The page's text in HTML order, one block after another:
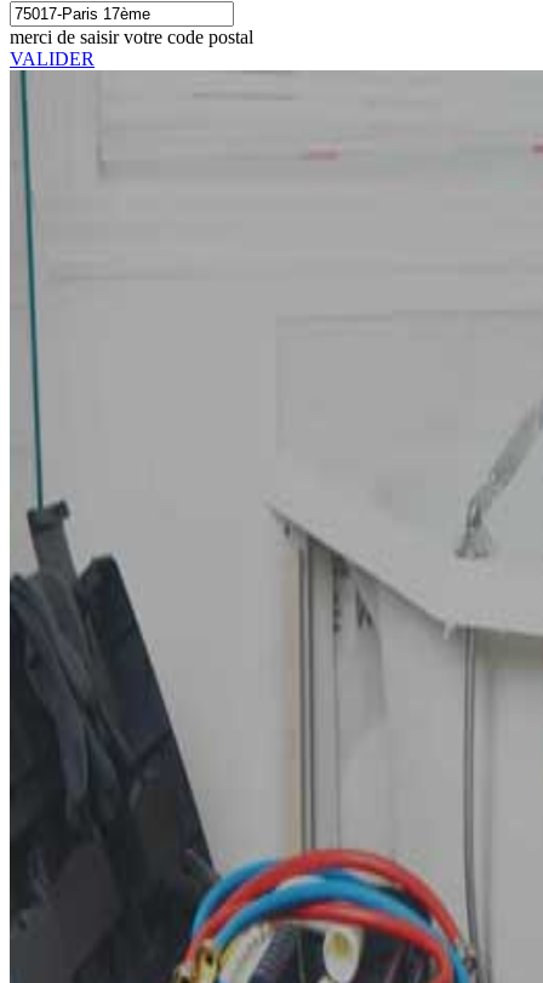
merci de saisir votre code postal
VALIDER